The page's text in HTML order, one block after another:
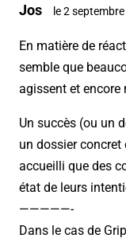
Jos le 2
En matière de
semble que
agissent et
Un succès (ou un
un dossier
accueilli que des
état de leurs
—————-
Dans le cas de